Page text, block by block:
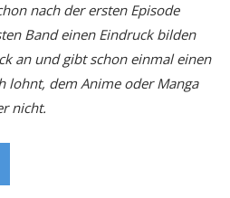
nach der ersten Episode
Band einen Eindruck bilden
an und gibt schon einmal einen
lohnt, dem Anime oder Manga
nicht.